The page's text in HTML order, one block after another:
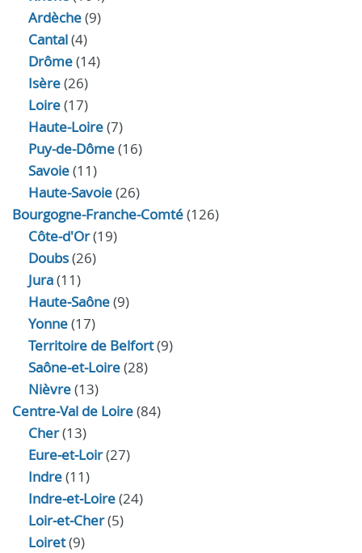
Ardèche(9)
Cantal(4)
Drôme(14)
Isère(26)
Loire(17)
Haute-Loire(7)
Puy-de-Dôme(16)
Savoie(11)
Haute-Savoie(26)
Bourgogne-Franche-Comté(126)
Côte-d'Or(19)
Doubs(26)
Jura(11)
Haute‑Saône(9)
Yonne(17)
Territoire de Belfort(9)
Saône-et-Loire(28)
Nièvre(13)
Centre-Val de Loire(84)
Cher(13)
Eure‑et‑Loir(27)
Indre(11)
Indre‑et‑Loire(24)
Loir‑et‑Cher(5)
Loiret(9)